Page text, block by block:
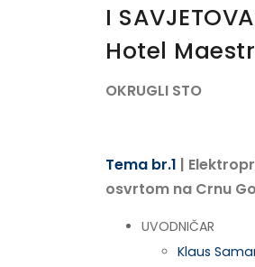
I
Hotel
OKRUGLI STO
Tema br.1 |
osvrtom na Crnu
UVODNIČAR
Klaus